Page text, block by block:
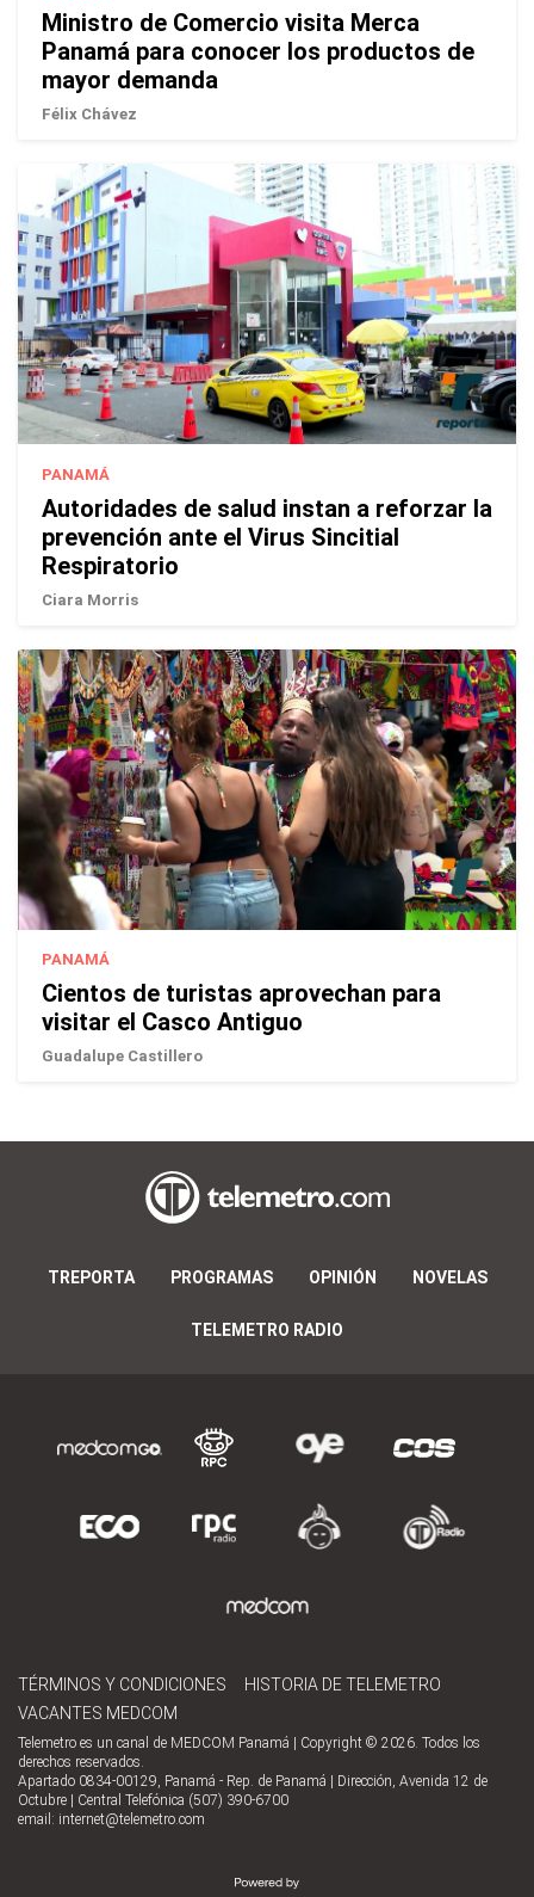
Ministro de Comercio visita Merca
Panamá para conocer los productos de
mayor demanda
Félix Chávez
PANAMÁ
Autoridades de salud instan a reforzar la
prevención ante el Virus Sincitial
Respiratorio
Ciara Morris
PANAMÁ
Cientos de turistas aprovechan para
visitar el Casco Antiguo
Guadalupe Castillero
TREPORTA PROGRAMAS OPINIÓN NOVELAS
TELEMETRO RADIO
TÉRMINOS Y CONDICIONES
HISTORIA DE TELEMETRO
VACANTES MEDCOM
Telemetro es un canal de MEDCOM Panamá | Copyright © 2026. Todos los
derechos reservados.
Apartado 0834-00129, Panamá - Rep. de Panamá | Dirección, Avenida 12 de
Octubre | Central Telefónica (507) 390-6700
email: internet@telemetro.com